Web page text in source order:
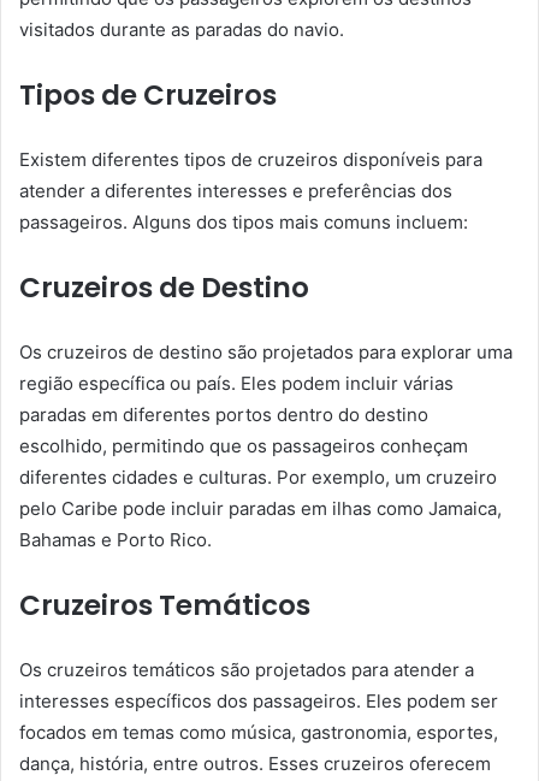
visitados durante as paradas do navio.
Tipos de Cruzeiros
Existem diferentes tipos de cruzeiros disponíveis para
atender a diferentes interesses e preferências dos
passageiros. Alguns dos tipos mais comuns incluem:
Cruzeiros de Destino
Os cruzeiros de destino são projetados para explorar uma
região específica ou país. Eles podem incluir várias
paradas em diferentes portos dentro do destino
escolhido, permitindo que os passageiros conheçam
diferentes cidades e culturas. Por exemplo, um cruzeiro
pelo Caribe pode incluir paradas em ilhas como Jamaica,
Bahamas e Porto Rico.
Cruzeiros Temáticos
Os cruzeiros temáticos são projetados para atender a
interesses específicos dos passageiros. Eles podem ser
focados em temas como música, gastronomia, esportes,
dança, história, entre outros. Esses cruzeiros oferecem